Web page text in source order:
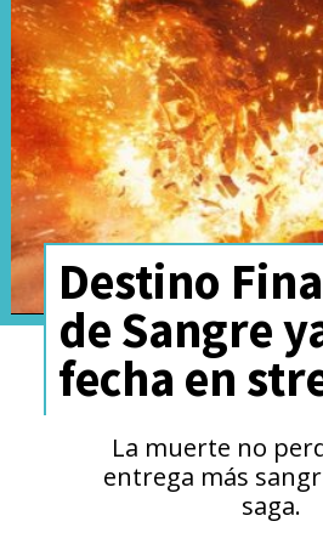
formalmente el
Junto con esta
desde Paramount
confirmaron que
Imposible 8" ya
"Dead Reckoning
(Sentencia Mortal
aunque seguirá
continuación
eventos de
Parte Uno". Por
Destino
de Sangre
fecha en
La muerte no
entrega más
saga.